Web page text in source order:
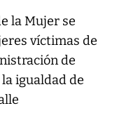
la Mujer se
víctimas de
de
igualdad de